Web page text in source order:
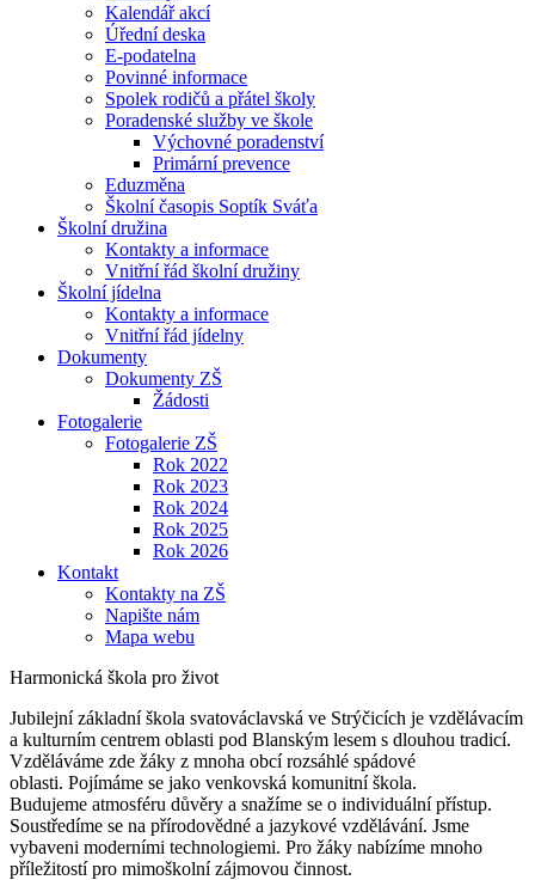
Kalendář akcí
Úřední deska
E-podatelna
Povinné informace
Spolek rodičů a přátel školy
Poradenské služby ve škole
Výchovné poradenství
Primární prevence
Eduzměna
Školní časopis Soptík Sváťa
Školní družina
Kontakty a informace
Vnitřní řád školní družiny
Školní jídelna
Kontakty a informace
Vnitřní řád jídelny
Dokumenty
Dokumenty ZŠ
Žádosti
Fotogalerie
Fotogalerie ZŠ
Rok 2022
Rok 2023
Rok 2024
Rok 2025
Rok 2026
Kontakt
Kontakty na ZŠ
Napište nám
Mapa webu
Harmonická škola pro život
Jubilejní základní škola svatováclavská ve Strýčicích je vzdělávacím
a kulturním centrem oblasti pod Blanským lesem s dlouhou tradicí.
Vzděláváme zde žáky z mnoha obcí rozsáhlé spádové
oblasti. Pojímáme se jako venkovská komunitní škola.
Budujeme atmosféru důvěry a snažíme se o individuální přístup.
Soustředíme se na přírodovědné a jazykové vzdělávání. Jsme
vybaveni moderními technologiemi. Pro žáky nabízíme mnoho
příležitostí pro mimoškolní zájmovou činnost.